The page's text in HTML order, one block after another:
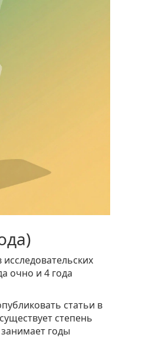
очно и 4 года
статьи в
степень
годы